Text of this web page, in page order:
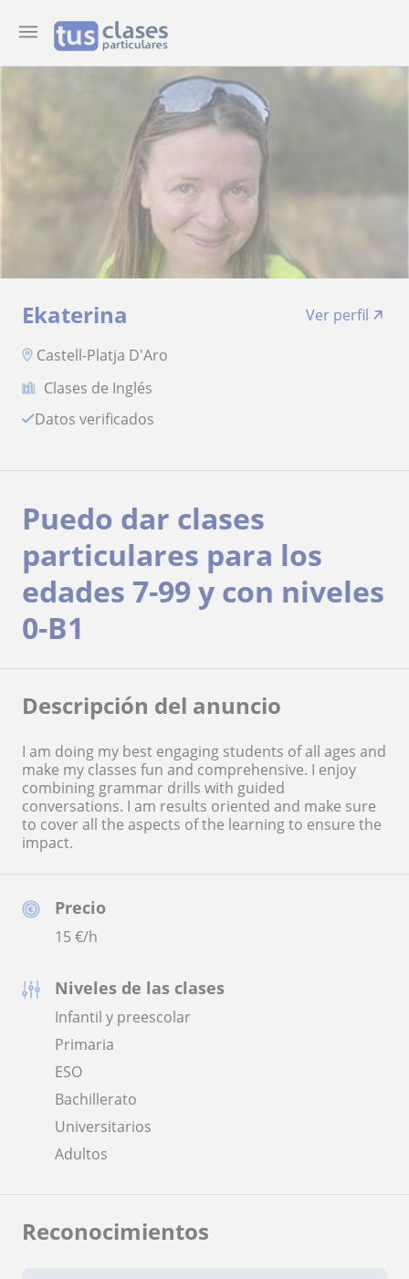
Ekaterina
Ver perfil
Castell-Platja D'Aro
Clases de Inglés
Datos verificados
Precio
15€/h
Niveles de las clases
Infantil y preescolar
Primaria
ESO
Bachillerato
Universitarios
Adultos
Puedo dar clases
particulares para los
edades 7-99 y con niveles
0-B1
Descripción del anuncio
I am doing my best engaging students of all ages and
make my classes fun and comprehensive. I enjoy
combining grammar drills with guided
conversations. I am results oriented and make sure
to cover all the aspects of the learning to ensure the
impact.
Reconocimientos